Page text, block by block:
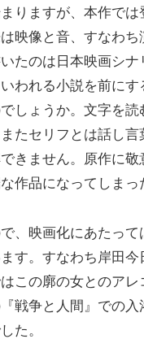
りますが、本作で
映像と音、すなわ
たのは日本映画シ
われる小説を前に
しょうか。文字を
たセリフとは話し言
きません。原作に
作品になってしまっ
、映画化にあたっ
す。すなわち岸田
この廓の女とのア
戦争と人間』での
た。